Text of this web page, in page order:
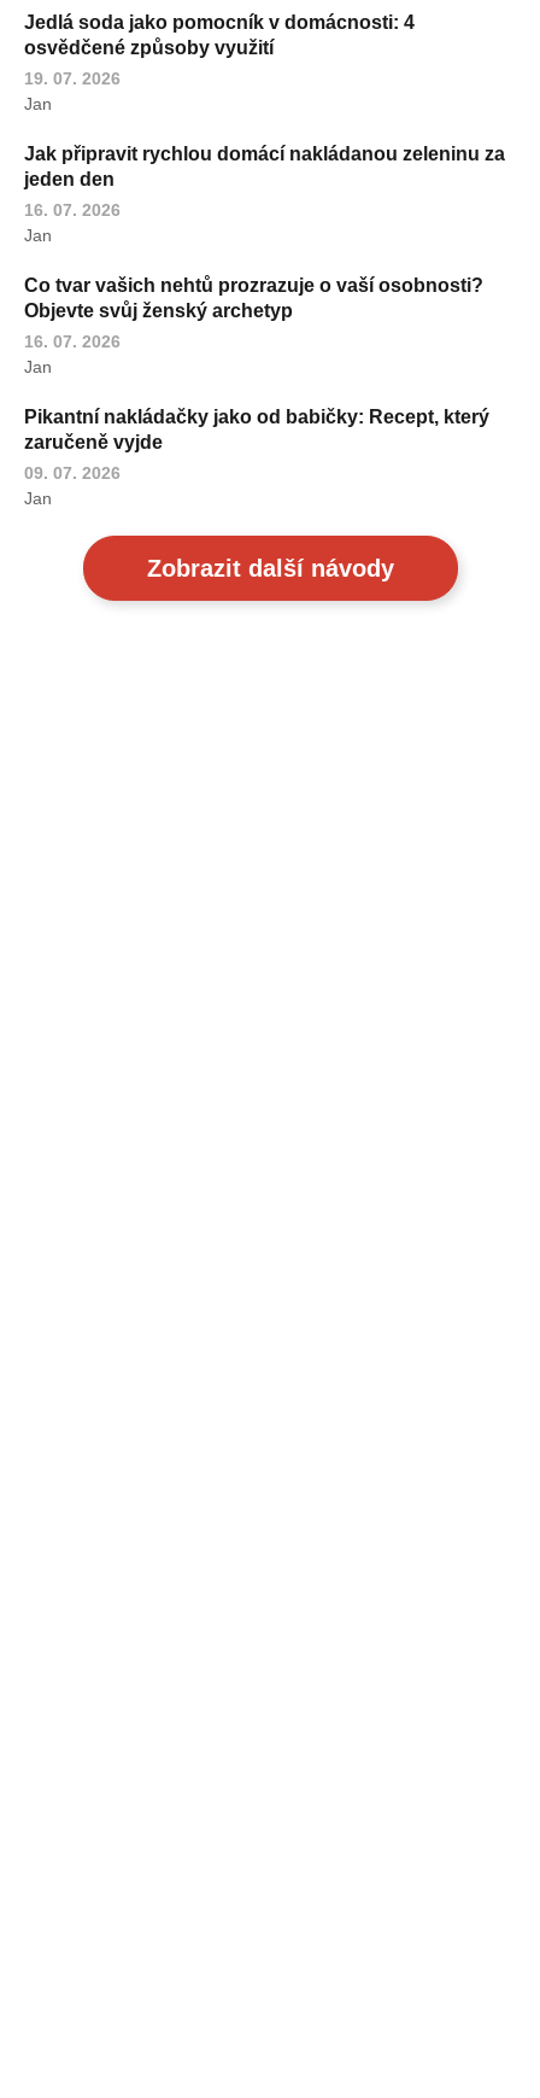
Jedlá soda jako pomocník v domácnosti: 4
osvědčené způsoby využití
19. 07. 2026
Jan
Jak připravit rychlou domácí nakládanou zeleninu za
jeden den
16. 07. 2026
Jan
Co tvar vašich nehtů prozrazuje o vaší osobnosti?
Objevte svůj ženský archetyp
16. 07. 2026
Jan
Pikantní nakládačky jako od babičky: Recept, který
zaručeně vyjde
09. 07. 2026
Jan
Zobrazit další návody